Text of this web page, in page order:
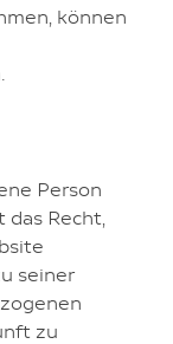
können
Person
das Recht,
seiner
zu